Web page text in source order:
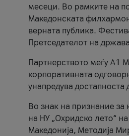
месеци. Во рамките на
Македонската
верната публика.
Претседателот на
Партнерството меѓу A1
корпоративната
унапредува достапноста
Во знак на признание за
на НУ „Охридско лето“
Македонија, Методија